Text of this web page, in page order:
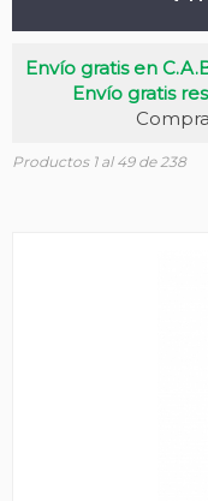
Envío gratis en
Envío gratis
Productos 1 al 49 de 238